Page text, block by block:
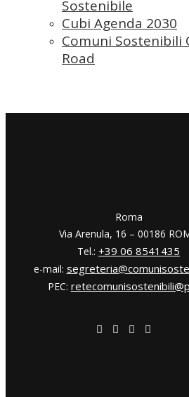
Sostenibile
Cubi Agenda 2030
Comuni Sostenibili
Road
​​Roma
Via Arenula, 16 – 00186
Tel.: +39 06 8541435
e-mail:
PEC: